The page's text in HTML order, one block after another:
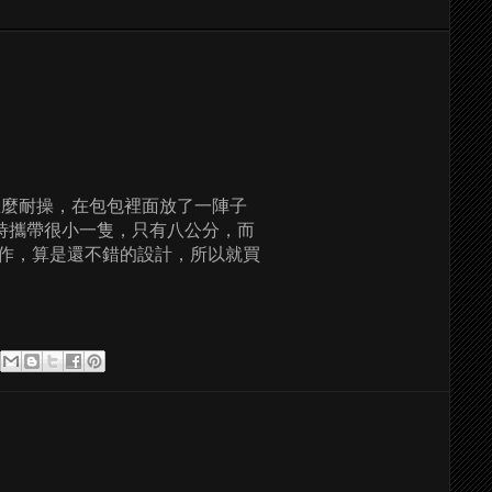
耐操，在包包裡面放了一陣子
帶很小一隻，只有八公分，而
，算是還不錯的設計，所以就買